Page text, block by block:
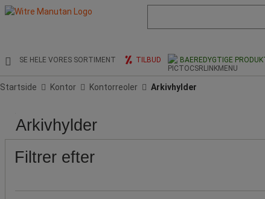
og
søgehistorik
SE HELE VORES SORTIMENT TILBUD BAEREDYGTIGE
Startside Kontor Kontorreoler Arkivhylder
Arkivhylder
Filtrer efter
Pris
Populære
Produktets
oprindelse
Tilbud
Rækkevidde
reoler
Gavltype
Type
hylde
Antal
Højde
Bredde
Dybde
Overfladebehandling
Type
element